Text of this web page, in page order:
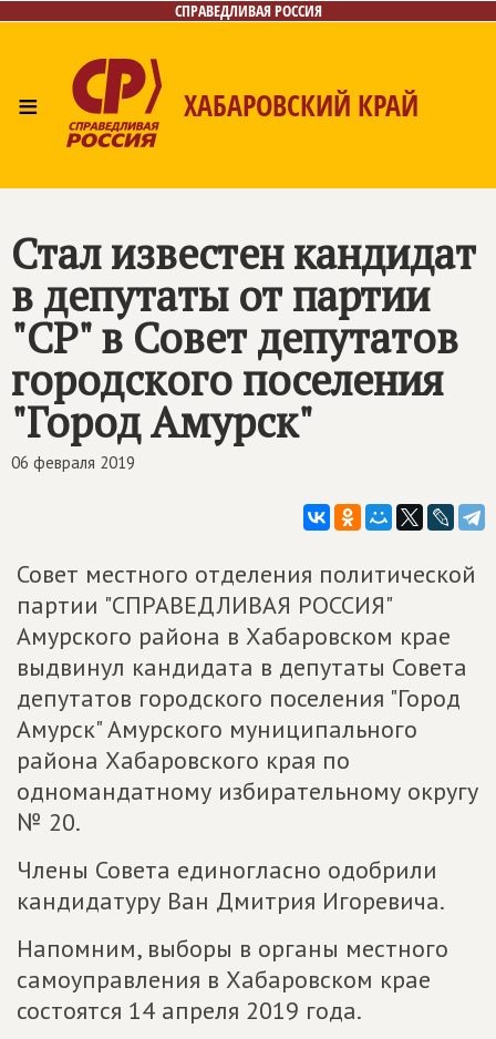
СПРАВЕДЛИВАЯ РОССИЯ
≡ ХАБАРОВСКИЙ КРАЙ
Стал известен кандидат
в депутаты от партии
"СР" в Совет депутатов
городского поселения
"Город Амурск"
06 февраля 2019
Совет местного отделения политической
партии "СПРАВЕДЛИВАЯ РОССИЯ"
Амурского района в Хабаровском крае
выдвинул кандидата в депутаты Совета
депутатов городского поселения "Город
Амурск" Амурского муниципального
района Хабаровского края по
одномандатному избирательному округу
№ 20.
Члены Совета единогласно одобрили
кандидатуру Ван Дмитрия Игоревича.
Напомним, выборы в органы местного
самоуправления в Хабаровском крае
состоятся 14 апреля 2019 года.